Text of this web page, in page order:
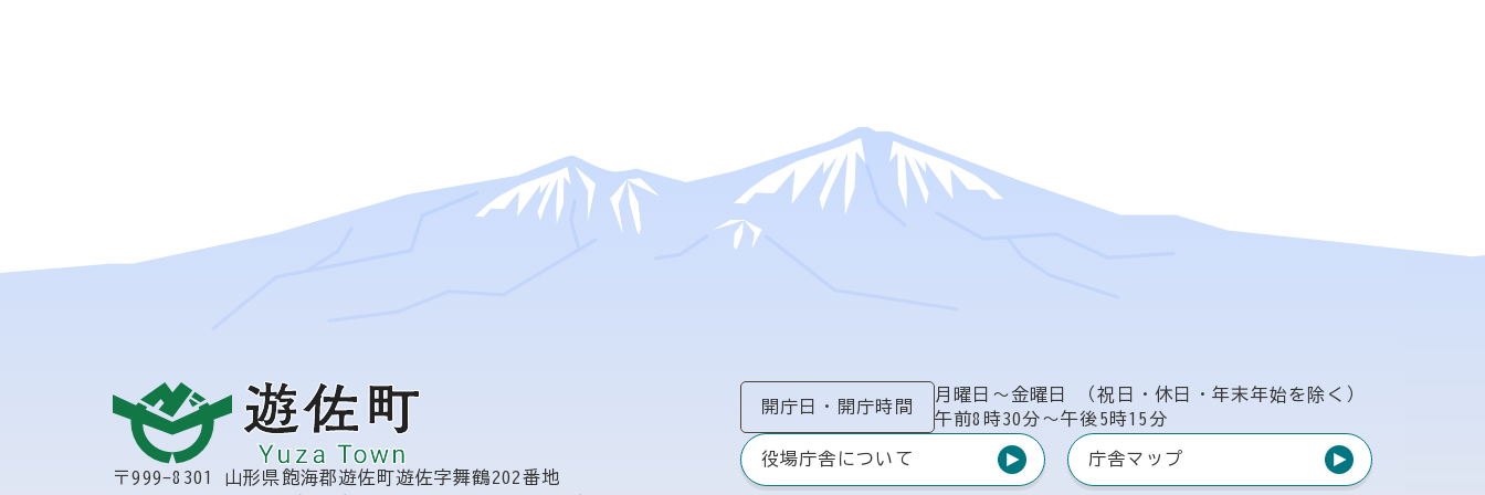
〒999-8301 山形県飽海郡遊佐町遊佐字舞鶴202番地
開庁日 ・ 開庁時間
月曜日〜金曜日
（祝日・休日・年末年始を除く）
午前8時30分〜午後5時15分
役場庁舎について 庁舎マップ